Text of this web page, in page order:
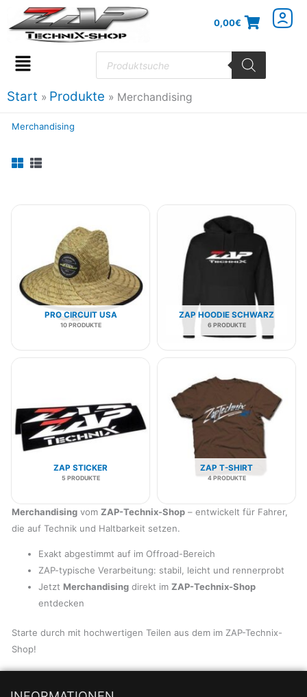
Inhalt
springen
0,00€
Flyout
Menu
Products
search
Start Produkte Merchandising
Merchandising
PRO CIRCUIT USA
10 PRODUKTE
ZAP HOODIE SCHWARZ
6 PRODUKTE
ZAP STICKER
5 PRODUKTE
ZAP T-SHIRT
4 PRODUKTE
Merchandising vom ZAP-Technix-Shop – entwickelt für Fahrer,
die auf Technik und Haltbarkeit setzen.
Exakt abgestimmt auf im Offroad-Bereich
ZAP-typische Verarbeitung: stabil, leicht und rennerprobt
Jetzt Merchandising direkt im ZAP-Technix-Shop
entdecken
Starte durch mit hochwertigen Teilen aus dem im ZAP-Technix-
Shop!